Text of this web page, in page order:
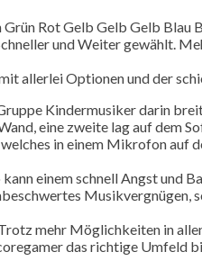
Rot Gelb Gelb Gelb
und Weiter gewählt.
allerlei Optionen und der
Kindermusiker darin
eine zweite lag auf dem
in einem Mikrofon auf
einem schnell Angst
Musikvergnügen,
mehr Möglichkeiten in
das richtige Umfeld